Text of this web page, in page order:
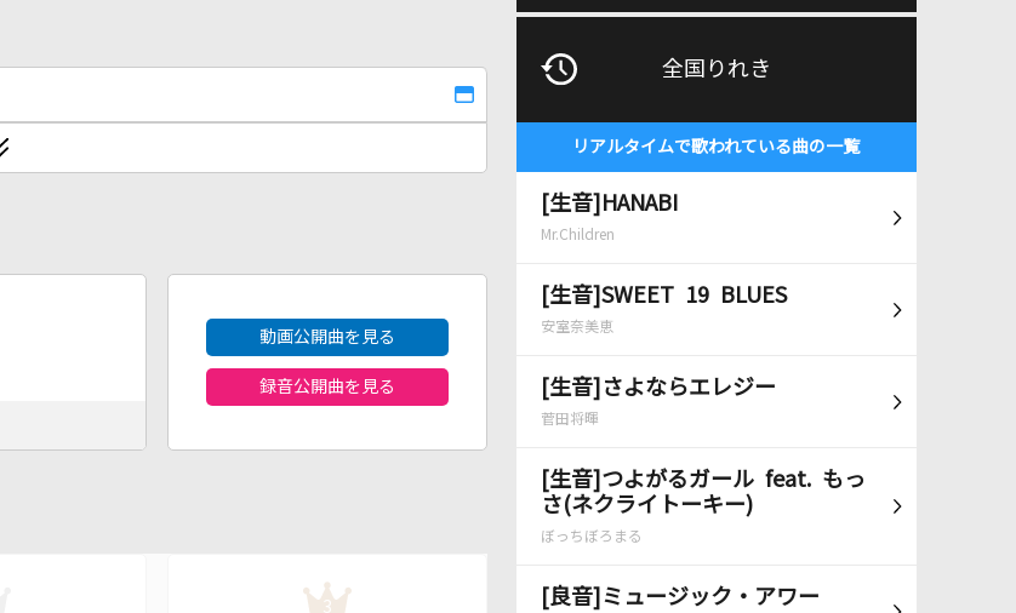
全国りれき
リアルタイムで歌われている曲の一覧
[生音]HANABI
Mr.Children
[生音]SWEET 19 BLUES
安室奈美恵
[生音]さよならエレジー
菅田将暉
[生音]つよがるガール feat. もっ
さ(ネクライトーキー)
ぼっちぼろまる
[良音]ミュージック・アワー
動画公開曲を見る
録音公開曲を見る
3